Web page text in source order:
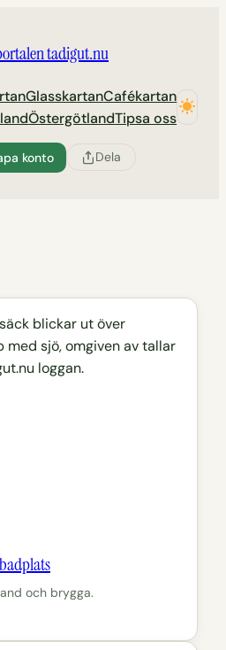
tadigut.nu
GlasskartanCafékartan
ÖstergötlandTipsa oss
konto Dela
och brygga.